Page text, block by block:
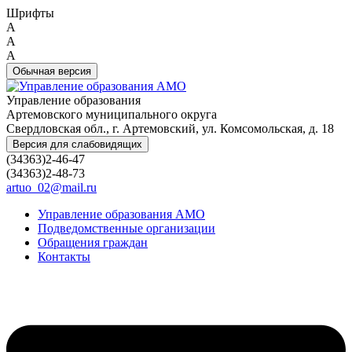
Шрифты
A
A
A
Обычная версия
Управление образования
Артемовского муниципального округа
Свердловская обл., г. Артемовский, ул. Комсомольская, д. 18
Версия для слабовидящих
(34363)2-46-47
(34363)2-48-73
artuo_02@mail.ru
Управление образования АМО
Подведомственные организации
Обращения граждан
Контакты